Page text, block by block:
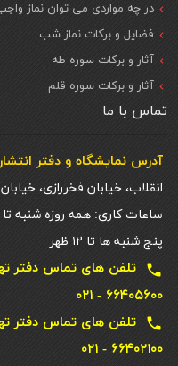
در چه مواردی می توان نماز
فضایل و برکات نماز شب
آثار و برکات سوره طه
آثار و برکات سوره قلم
تماس با ما
آدرس نمایشگاه و دفتر
انقلاب، خیابان فخررازی، خیابان
پنج شنبه ها تا ۱۲ ظهر
local_phone
۶۶۴۰۵۶۰۰ - ۰۲۱
local_phone
۶۶۴۰۲۱۰۰ - ۰۲۱